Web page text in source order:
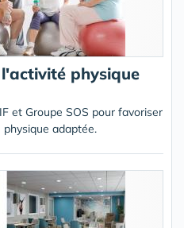
physique
et Groupe SOS pour favoriser
adaptée.